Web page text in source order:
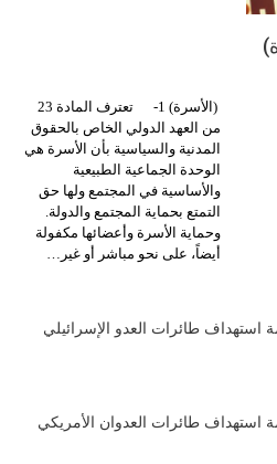
(الأسرة) 1- تعترف المادة 23
من العهد الدولي الخاص بالحقوق
المدنية والسياسية بأن الأسرة هي
الوحدة الجماعية الطبيعية
والأساسية في المجتمع ولها حق
التمتع بحماية المجتمع والدولة.
وحماية الأسرة وأعضائها مكفولة
أيضاً، على نحو مباشر أو غير…
استهداف طائرات العدو الإسرائيلي
استهداف طائرات العدوان الأمريكي